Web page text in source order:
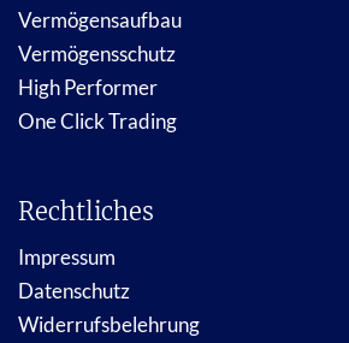
Vermögensaufbau
Vermögensschutz
High Performer
One Click Trading
Rechtliches
Impressum
Datenschutz
Widerrufsbelehrung